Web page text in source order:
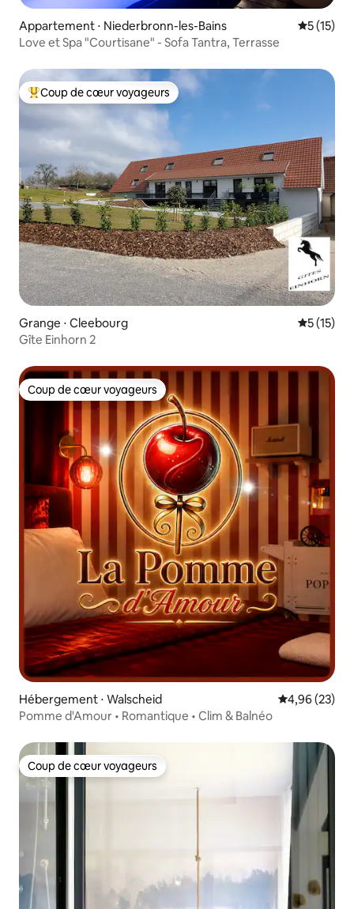
Appartement ⋅ Niederbronn-les-Bains
5 (15)
Love et Spa "Courtisane" - Sofa Tantra, Terrasse
Coups de cœur voyageurs les plus appréciés
Coup de cœur voyageurs
Grange ⋅ Cleebourg
5 (15)
Gîte Einhorn 2
Coup de cœur voyageurs
Coup de cœur voyageurs
Hébergement ⋅ Walscheid Évaluation
4,96 (23)
Pomme d'Amour • Romantique • Clim & Balnéo
Coup de cœur voyageurs
Coup de cœur voyageurs